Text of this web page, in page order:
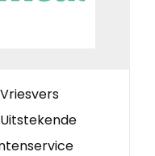
Vriesvers
Uitstekende